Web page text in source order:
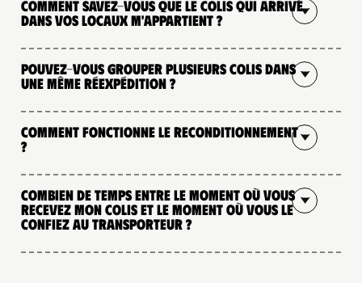
Comment savez-vous que le colis qui arrive
dans vos locaux m'appartient ?
Pouvez-vous grouper plusieurs colis dans
une même réexpédition ?
Comment fonctionne le reconditionnement
?
Combien de temps entre le moment où vous
recevez mon colis et le moment où vous le
confiez au transporteur ?